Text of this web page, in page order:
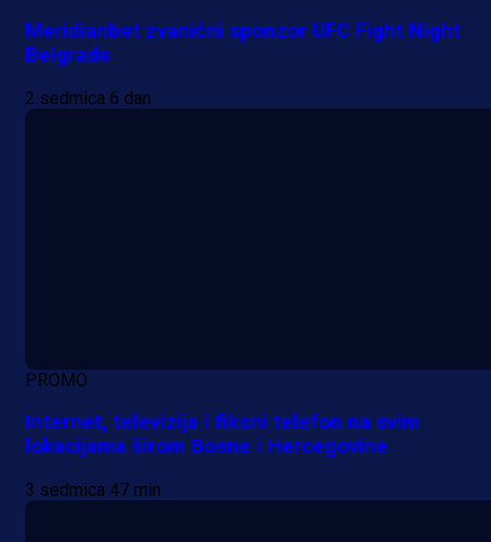
Meridianbet zvanični sponzor UFC Fight Night
Belgrade
2 sedmica 6 dan
PROMO
Internet, televizija i fiksni telefon na svim
lokacijama širom Bosne i Hercegovine
3 sedmica 47 min